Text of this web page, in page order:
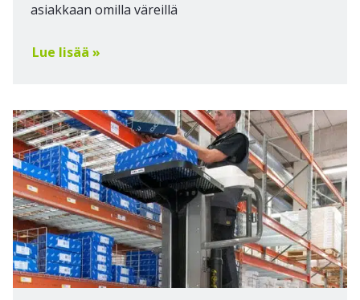
asiakkaan omilla väreillä
Lue lisää »